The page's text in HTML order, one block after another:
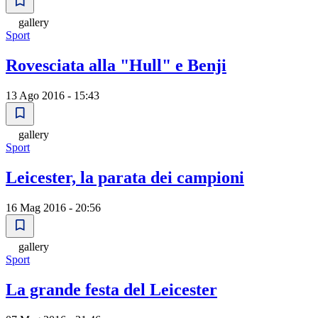
gallery
Sport
Rovesciata alla "Hull" e Benji
13 Ago 2016 - 15:43
gallery
Sport
Leicester, la parata dei campioni
16 Mag 2016 - 20:56
gallery
Sport
La grande festa del Leicester